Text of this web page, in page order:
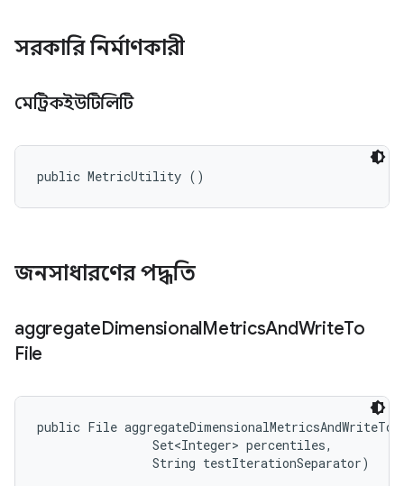
সরকারি নির্মাণকারী
মেট্রিকইউটিলিটি
public MetricUtility ()
জনসাধারণের পদ্ধতি
aggregateDimensionalMetricsAndWriteTo
File
public File
                Set<Integer> percentiles,
                String testIterationSeparator)